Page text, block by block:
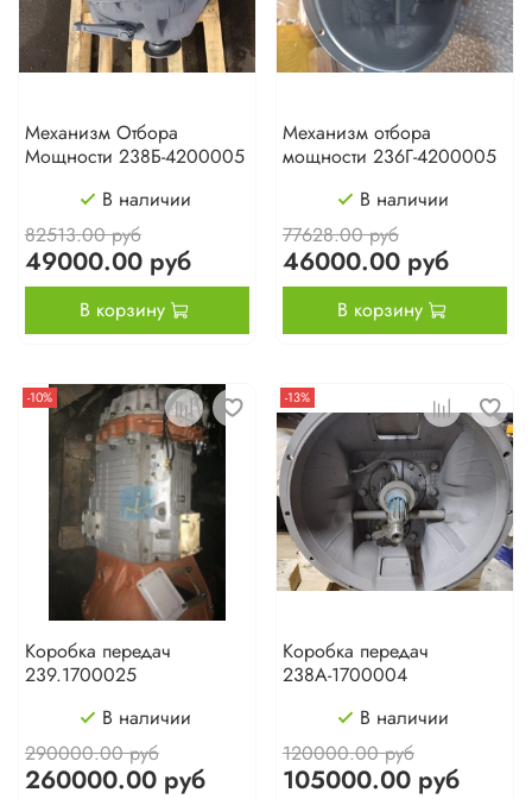
Механизм Отбора
Мощности 238Б-4200005
В наличии
82513.00 руб
49000.00 руб
В корзину
Механизм отбора
мощности 236Г-4200005
В наличии
77628.00 руб
46000.00 руб
В корзину
-10%
Коробка передач
239.1700025
В наличии
290000.00 руб
260000.00 руб
-13%
Коробка передач
238А-1700004
В наличии
120000.00 руб
105000.00 руб